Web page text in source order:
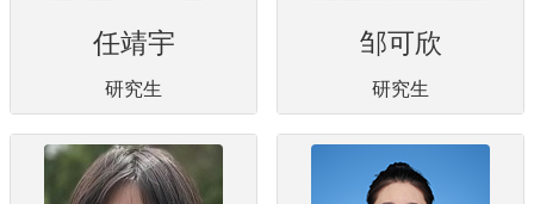
任靖宇
研究生
邹可欣
研究生